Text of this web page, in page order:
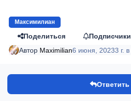
Максимилиан
Поделиться
Подписчики
Автор Maximilian6 июня, 20233 г. в
Ответить